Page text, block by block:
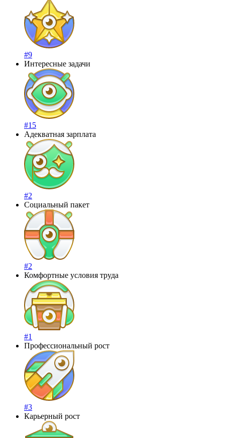
#9
Интересные задачи
#15
Адекватная зарплата
#2
Социальный пакет
#2
Комфортные условия труда
#1
Профессиональный рост
#3
Карьерный рост